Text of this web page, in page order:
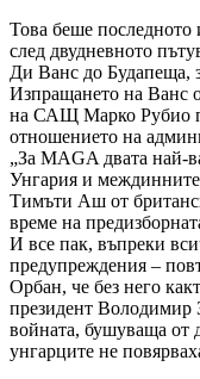
Това беше последното
след двудневното
Ди Ванс до Будапеща,
Изпращането на Ванс
на САЩ Марко Рубио
отношението на
„За MAGA двата най-
Унгария и
Тимъти Аш от
време на
И все пак, въпреки
предупреждения –
Орбан, че без него
президент Володимир
войната, бушуваща от
унгарците не